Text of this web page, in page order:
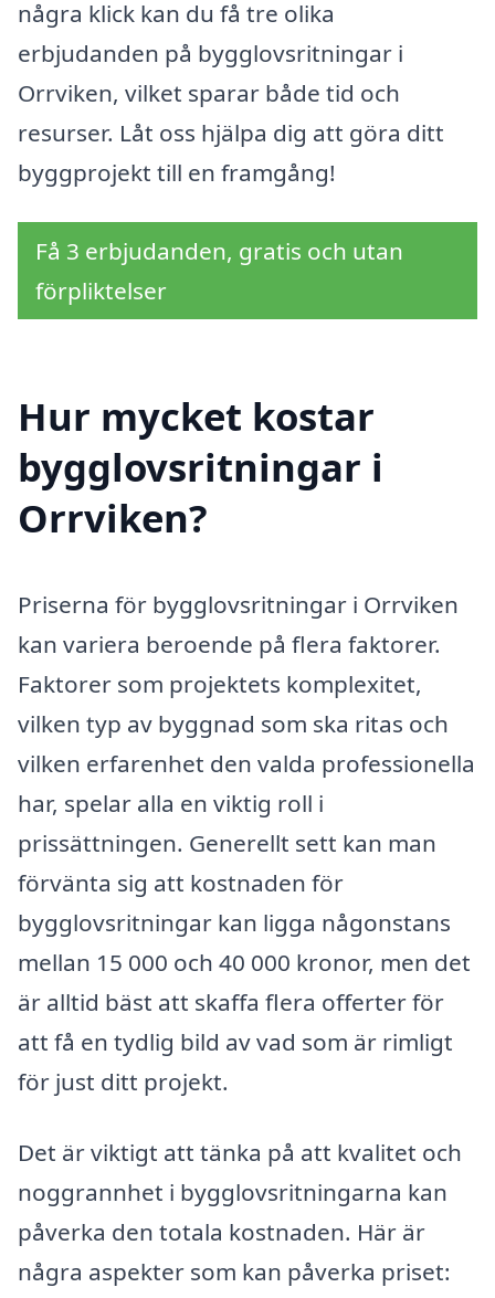
några klick kan du få tre olika
erbjudanden på bygglovsritningar i
Orrviken, vilket sparar både tid och
resurser. Låt oss hjälpa dig att göra ditt
byggprojekt till en framgång!
Få 3 erbjudanden, gratis och utan
förpliktelser
Hur mycket kostar
bygglovsritningar i
Orrviken?
Priserna för bygglovsritningar i Orrviken
kan variera beroende på flera faktorer.
Faktorer som projektets komplexitet,
vilken typ av byggnad som ska ritas och
vilken erfarenhet den valda professionella
har, spelar alla en viktig roll i
prissättningen. Generellt sett kan man
förvänta sig att kostnaden för
bygglovsritningar kan ligga någonstans
mellan 15 000 och 40 000 kronor, men det
är alltid bäst att skaffa flera offerter för
att få en tydlig bild av vad som är rimligt
för just ditt projekt.
Det är viktigt att tänka på att kvalitet och
noggrannhet i bygglovsritningarna kan
påverka den totala kostnaden. Här är
några aspekter som kan påverka priset: